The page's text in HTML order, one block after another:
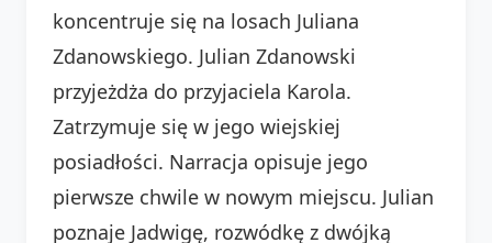
koncentruje się na losach Juliana
Zdanowskiego. Julian Zdanowski
przyjeżdża do przyjaciela Karola.
Zatrzymuje się w jego wiejskiej
posiadłości. Narracja opisuje jego
pierwsze chwile w nowym miejscu. Julian
poznaje Jadwigę, rozwódkę z dwójką